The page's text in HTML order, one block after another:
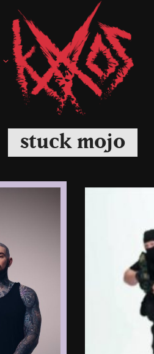
Kaaoszine
stuck mojo